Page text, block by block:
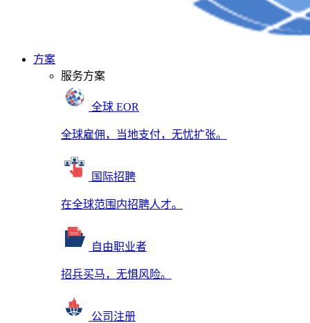
方案
服务方案
全球 EOR
全球雇佣，当地支付，无忧扩张。
国际招聘
在全球范围内招聘人才。
自由职业者
招兵买马，无惧风险。
公司注册